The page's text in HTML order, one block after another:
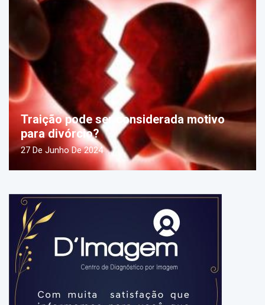
Traição pode ser considerada motivo
para divórcio?
27 De Junho De 2024